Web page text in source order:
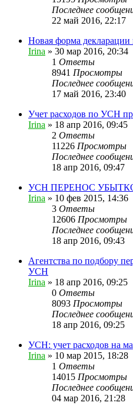
Последнее
22 май 2016, 22:17
Новая форма
Irina » 30 мар 2016, 20:34
1 Ответы
8941 Просмотры
Последнее
17 май 2016, 23:40
Учет расходов по УСН
Irina » 18 апр 2016, 09:45
2 Ответы
11226 Просмотры
Последнее
18 апр 2016, 09:47
УСН ПЕРЕНОС
Irina » 10 фев 2015, 14:36
3 Ответы
12606 Просмотры
Последнее
18 апр 2016, 09:43
Агентства по подбору
УСН
Irina » 18 апр 2016, 09:25
0 Ответы
8093 Просмотры
Последнее
18 апр 2016, 09:25
УСН: учет расходов на
Irina » 10 мар 2015, 18:28
1 Ответы
14015 Просмотры
Последнее
04 мар 2016, 21:28